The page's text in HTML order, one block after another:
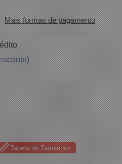
Mais formas de pagamento
Tabela de Tamanhos